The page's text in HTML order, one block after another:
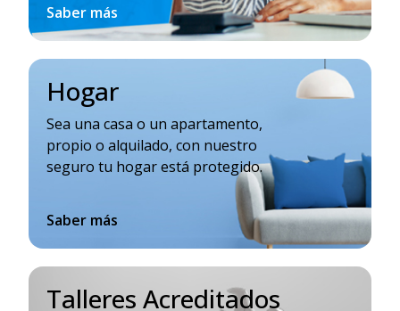
Saber más
Hogar
Sea una casa o un apartamento,
propio o alquilado, con nuestro
seguro tu hogar está protegido.
Saber más
Talleres Acreditados